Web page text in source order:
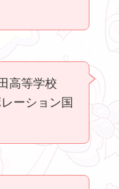
高等学校
ーション国